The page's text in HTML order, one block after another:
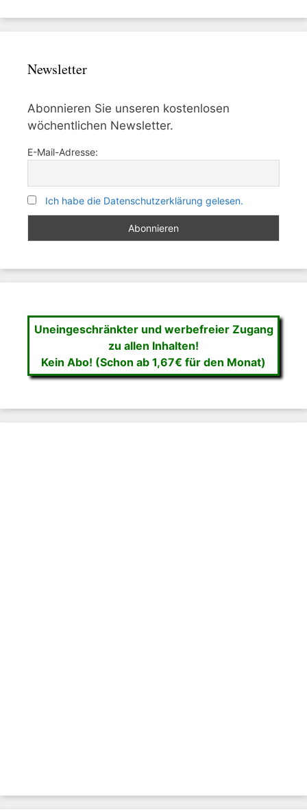
Newsletter
Abonnieren Sie unseren kostenlosen
wöchentlichen Newsletter.
E-Mail-Adresse:
Ich habe die Datenschutzerklärung gelesen.
Uneingeschränkter und werbefreier Zugang
zu allen Inhalten!
Kein Abo! (Schon ab 1,67€ für den Monat)